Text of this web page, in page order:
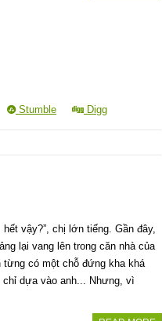
Stumble Digg
vậy?”, chị lớn tiếng. Gần đây,
lại vang lên trong căn nhà của
có một chỗ đứng kha khá
dựa vào anh... Nhưng, vì